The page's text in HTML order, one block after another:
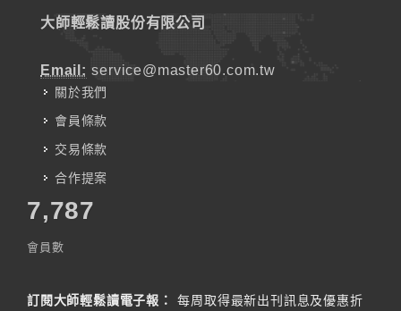
大師輕鬆讀股份有限公司
Email: service@master60.com.tw
關於我們
會員條款
交易條款
合作提案
7,787
會員數
訂閱大師輕鬆讀電子報：
每周取得最新出刊訊息及優惠折